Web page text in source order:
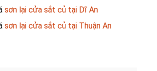
sơn lại cửa sắt củ tại Dĩ An
sơn lại cửa sắt củ tại Thuận An